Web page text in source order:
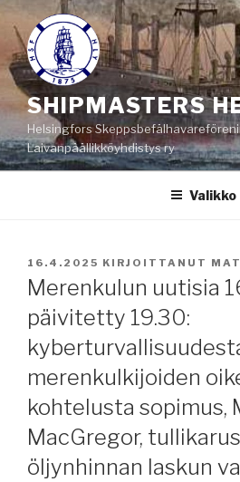
Siirry
sisältöön
SHIPMASTERS
Helsingfors
Laivanpäällikköyhdistys ry
Valikko
JULKAISTU
16.4.2025 KIRJOITTANUT
Merenkulun uutisia
päivitetty 19.30:
merenkulkijoiden
kohtelusta sopimus,
MacGregor,
öljynhinnan laskun